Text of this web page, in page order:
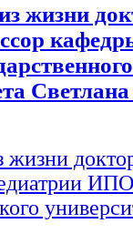
жизни